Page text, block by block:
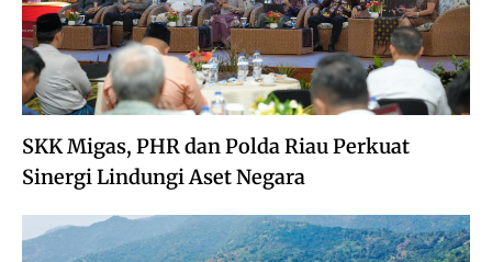
SKK Migas, PHR dan Polda Riau Perkuat
Sinergi Lindungi Aset Negara